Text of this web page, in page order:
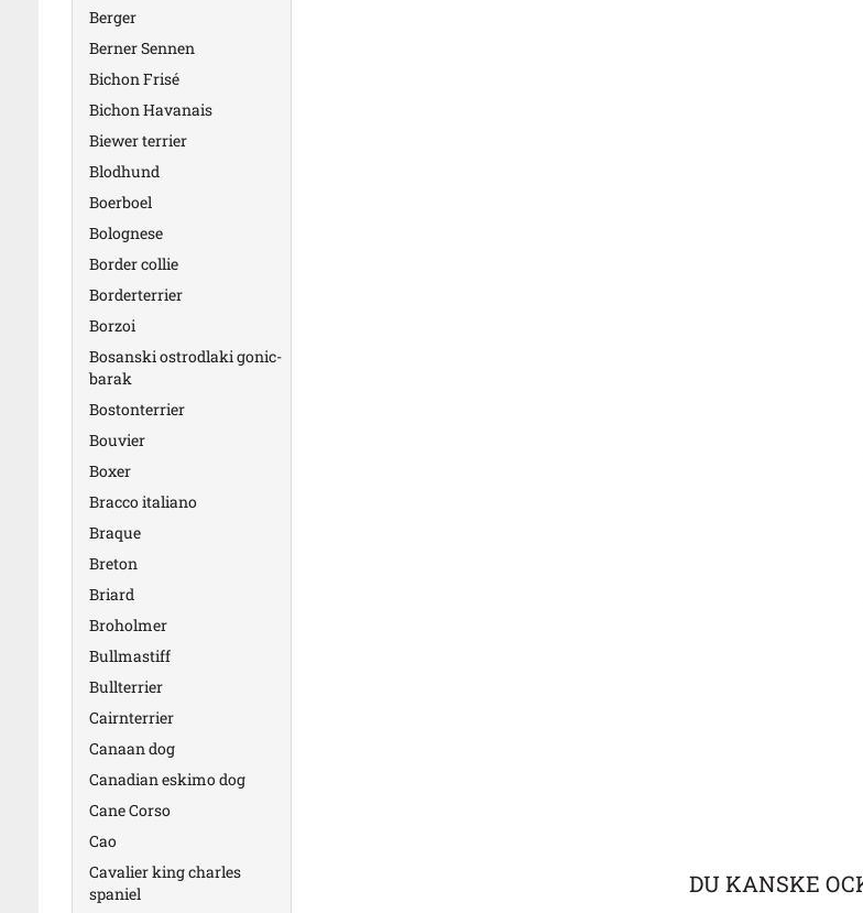
Berger
Berner Sennen
Bichon Frisé
Bichon Havanais
Biewer terrier
Blodhund
Boerboel
Bolognese
Border collie
Borderterrier
Borzoi
Bosanski ostrodlaki gonic-
barak
Bostonterrier
Bouvier
Boxer
Bracco italiano
Braque
Breton
Briard
Broholmer
Bullmastiff
Bullterrier
Cairnterrier
Canaan dog
Canadian eskimo dog
Cane Corso
Cao
Cavalier king charles
spaniel
DU KANSKE